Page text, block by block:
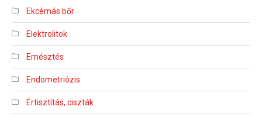
Ekcémás bőr
Elektrolitok
Emésztés
Endometriózis
Értisztítás, ciszták